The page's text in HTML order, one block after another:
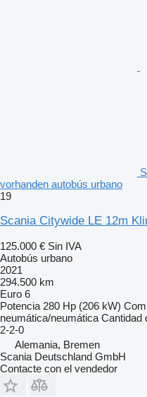
vorhanden autobús urbano
19
Scania Citywide LE 12m
125.000 € Sin IVA
Autobús urbano
2021
294.500 km
Euro 6
Potencia 280 Hp (206 kW)
neumática/neumática Cantidad
2-2-0
Alemania, Bremen
Scania Deutschland GmbH
Contacte con el vendedor